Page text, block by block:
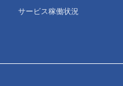
サービス稼働状況